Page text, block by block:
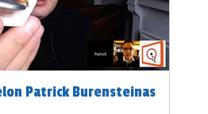
Patrick Burensteinas